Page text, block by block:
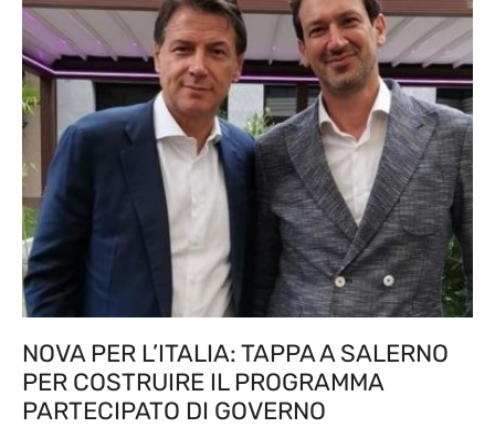
NOVA PER L’ITALIA: TAPPA A SALERNO
PER COSTRUIRE IL PROGRAMMA
PARTECIPATO DI GOVERNO